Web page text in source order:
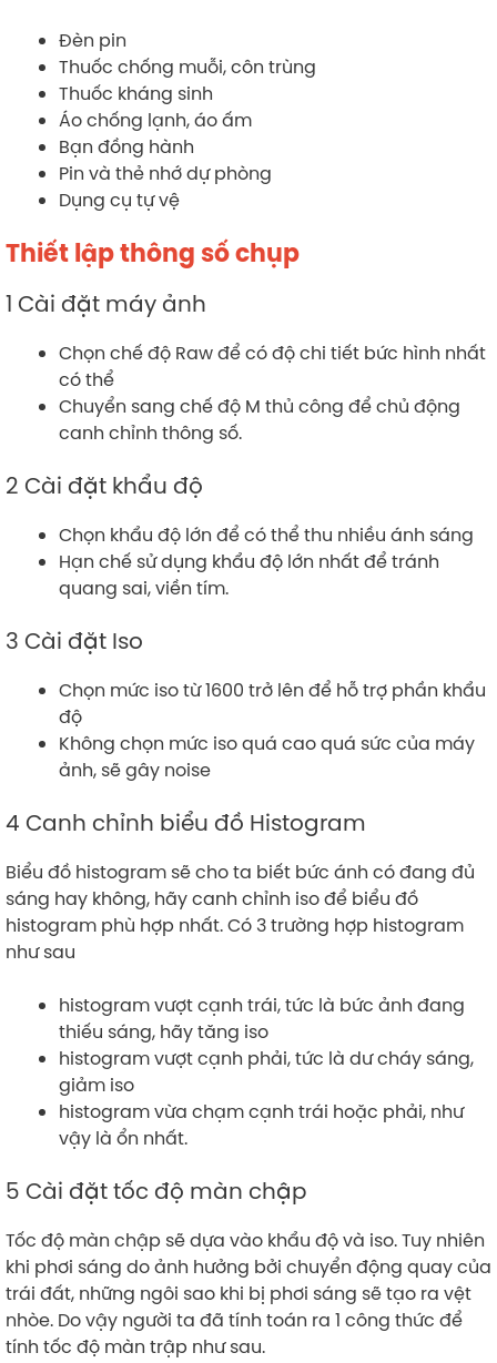
Đèn pin
Thuốc chống muỗi, côn trùng
Thuốc kháng sinh
Áo chống lạnh, áo ấm
Bạn đồng hành
Pin và thẻ nhớ dự phòng
Dụng cụ tự vệ
Thiết lập thông số chụp
1 Cài đặt máy ảnh
Chọn chế độ Raw để có độ chi tiết bức hình nhất
có thể
Chuyển sang chế độ M thủ công để chủ động
canh chỉnh thông số.
2 Cài đặt khẩu độ
Chọn khẩu độ lớn để có thể thu nhiều ánh sáng
Hạn chế sử dụng khẩu độ lớn nhất để tránh
quang sai, viền tím.
3 Cài đặt Iso
Chọn mức iso từ 1600 trở lên để hỗ trợ phần khẩu
độ
Không chọn mức iso quá cao quá sức của máy
ảnh, sẽ gây noise
4 Canh chỉnh biểu đồ Histogram
Biểu đồ histogram sẽ cho ta biết bức ánh có đang đủ
sáng hay không, hãy canh chỉnh iso để biểu đồ
histogram phù hợp nhất. Có 3 trường hợp histogram
như sau
histogram vượt cạnh trái, tức là bức ảnh đang
thiếu sáng, hãy tăng iso
histogram vượt cạnh phải, tức là dư cháy sáng,
giảm iso
histogram vừa chạm cạnh trái hoặc phải, như
vậy là ổn nhất.
5 Cài đặt tốc độ màn chập
Tốc độ màn chập sẽ dựa vào khẩu độ và iso. Tuy nhiên
khi phơi sáng do ảnh hưởng bởi chuyển động quay của
trái đất, những ngôi sao khi bị phơi sáng sẽ tạo ra vệt
nhòe. Do vậy người ta đã tính toán ra 1 công thức để
tính tốc độ màn trập như sau.